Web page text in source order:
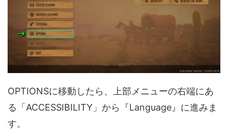
OPTIONSに移動したら、上部メニューの右端にあ
る「ACCESSIBILITY」から『Language』に進みま
す。